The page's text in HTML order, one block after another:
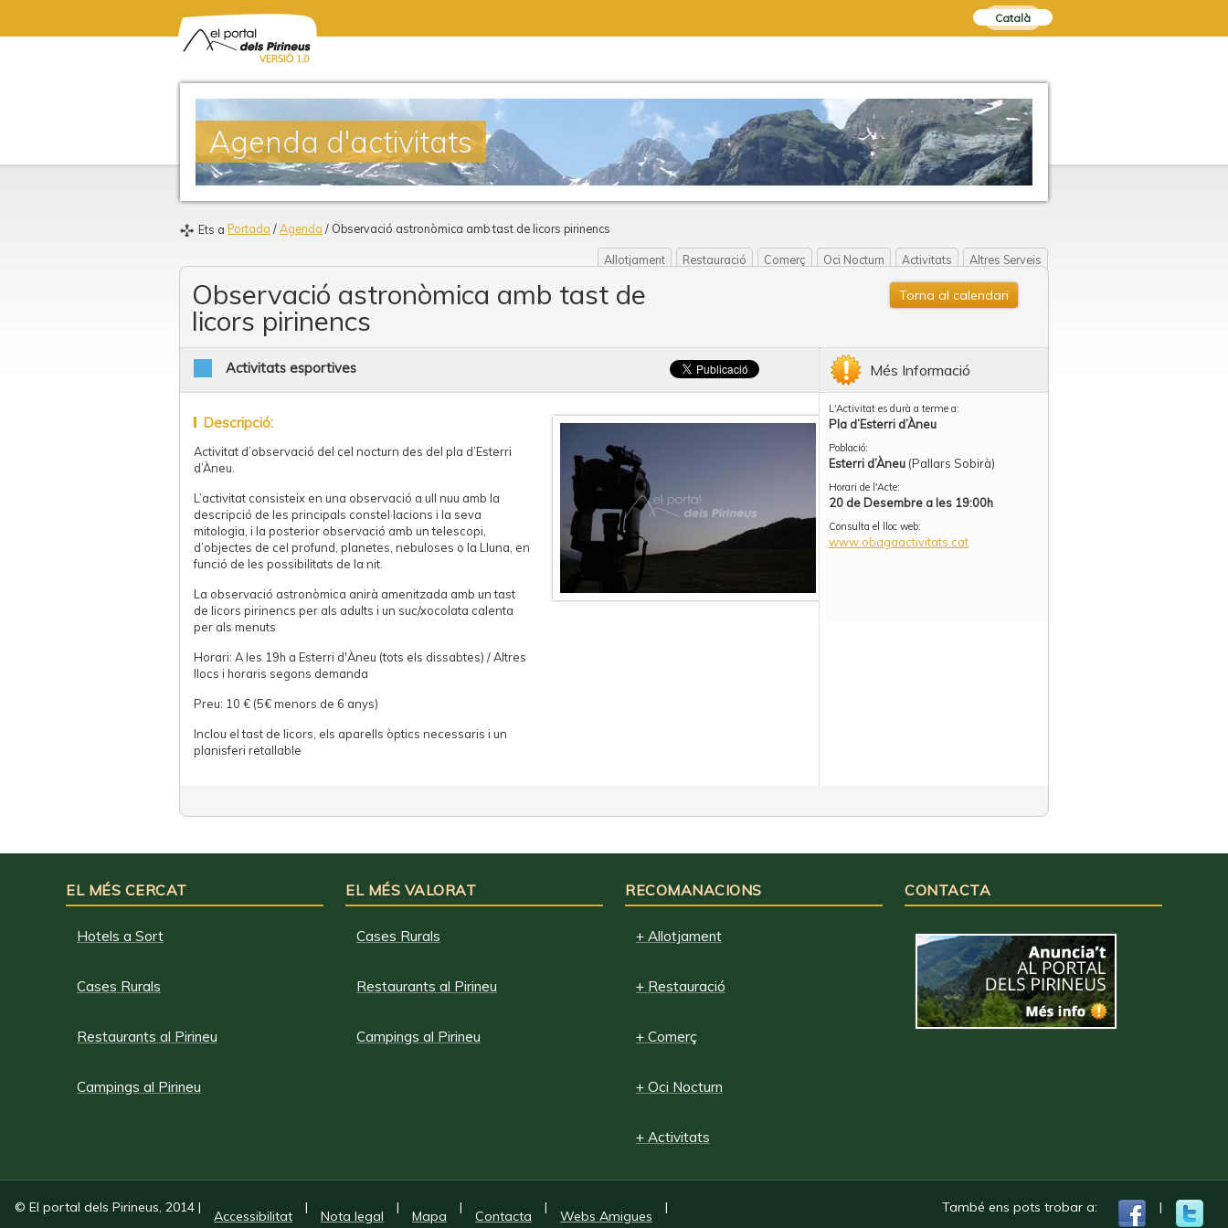
Català
Agenda d'activitats
Ets a Portada / Agenda / Observació astronòmica amb tast de licors pirinencs
Allotjament Restauració Comerç Oci Nocturn Activitats Altres Serveis
Observació astronòmica amb tast de
licors pirinencs
Torna al calendari
Activitats esportives
Descripció:
Activitat d’observació del cel nocturn des del pla d’Esterri
d’Àneu.
L’activitat consisteix en una observació a ull nuu amb la
descripció de les principals constel·lacions i la seva
mitologia, i la posterior observació amb un telescopi,
d’objectes de cel profund, planetes, nebuloses o la Lluna, en
funció de les possibilitats de la nit.
La observació astronòmica anirà amenitzada amb un tast
de licors pirinencs per als adults i un suc/xocolata calenta
per als menuts
Horari: A les 19h a Esterri d'Àneu (tots els dissabtes) / Altres
llocs i horaris segons demanda
Preu: 10 € (5€ menors de 6 anys)
Inclou el tast de licors, els aparells òptics necessaris i un
planisferi retallable
Més Informació
L'Activitat es durà a terme a:
Pla d’Esterri d’Àneu
Població:
Esterri d’Àneu (Pallars Sobirà)
Horari de l'Acte:
20 de Desembre a les 19:00h
Consulta el lloc web:
www.obagaactivitats.cat
EL MÉS CERCAT
Hotels a Sort
Cases Rurals
Restaurants al Pirineu
Campings al Pirineu
EL MÉS VALORAT
Cases Rurals
Restaurants al Pirineu
Campings al Pirineu
RECOMANACIONS
+ Allotjament
+ Restauració
+ Comerç
+ Oci Nocturn
+ Activitats
CONTACTA
© El portal dels Pirineus, 2014 |
Accessibilitat
|
Nota legal
|
Mapa
|
Contacta
|
Webs Amigues
| També ens pots trobar a: |